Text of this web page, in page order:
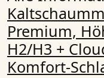
Premium,
H2/H3 +
Komfort-